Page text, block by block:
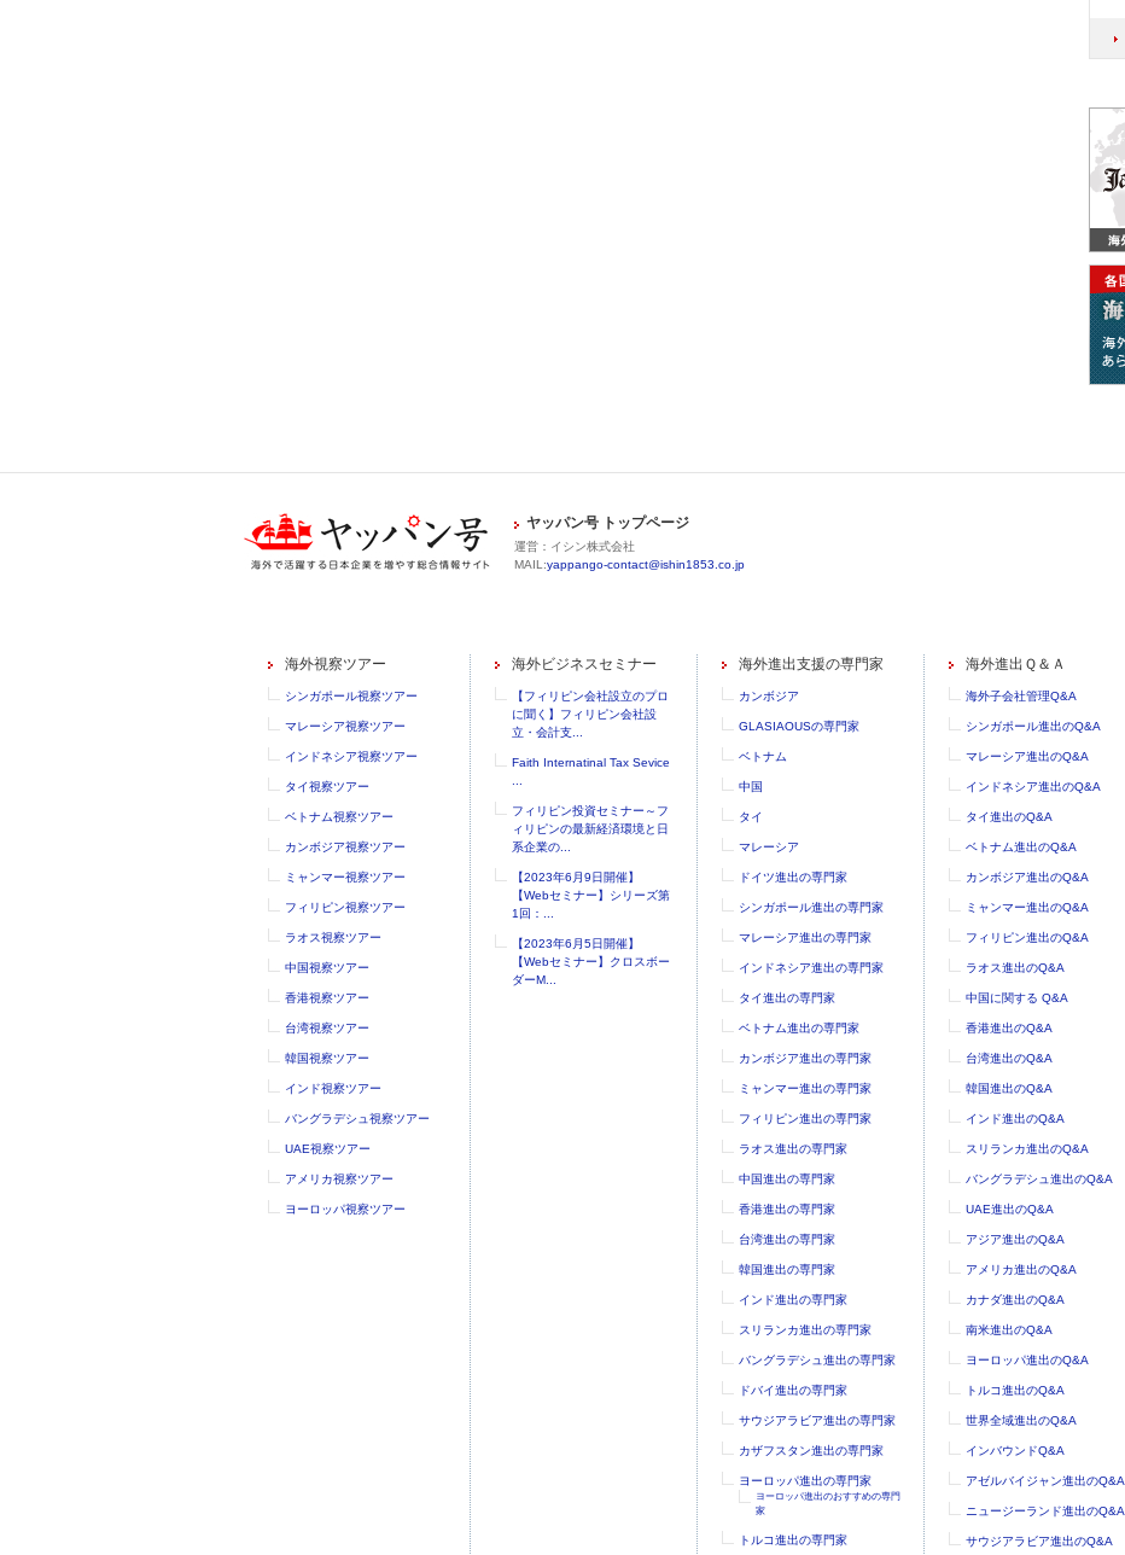
ヤッパン号 トップページ
運営：イシン株式会社
MAIL:yappango-contact@ishin1853.co.jp
海外視察ツアー
シンガポール視察ツアー
マレーシア視察ツアー
インドネシア視察ツアー
タイ視察ツアー
ベトナム視察ツアー
カンボジア視察ツアー
ミャンマー視察ツアー
フィリピン視察ツアー
ラオス視察ツアー
中国視察ツアー
香港視察ツアー
台湾視察ツアー
韓国視察ツアー
インド視察ツアー
バングラデシュ視察ツアー
UAE視察ツアー
アメリカ視察ツアー
ヨーロッパ視察ツアー
海外ビジネスセミナー
【フィリピン会社設立のプロ
に聞く】フィリピン会社設
立・会計支...
Faith Internatinal Tax Sevice
フィリピン投資セミナー～フ
ィリピンの最新経済環境と日
系企業の...
【2023年6月9日開催】
【Webセミナー】シリーズ第
1回：...
【2023年6月5日開催】
【Webセミナー】クロスボー
ダーM...
海外進出支援の専門家
カンボジア
GLASIAOUSの専門家
ベトナム
中国
タイ
マレーシア
ドイツ進出の専門家
シンガポール進出の専門家
マレーシア進出の専門家
インドネシア進出の専門家
タイ進出の専門家
ベトナム進出の専門家
カンボジア進出の専門家
ミャンマー進出の専門家
フィリピン進出の専門家
ラオス進出の専門家
中国進出の専門家
香港進出の専門家
台湾進出の専門家
韓国進出の専門家
インド進出の専門家
スリランカ進出の専門家
バングラデシュ進出の専門家
ドバイ進出の専門家
サウジアラビア進出の専門家
カザフスタン進出の専門家
ヨーロッパ進出の専門家
ヨーロッパ進出のおすすめの専門
家
トルコ進出の専門家
海外進出Ｑ＆Ａ
海外子会社管理Q&A
シンガポール進出のQ&A
マレーシア進出のQ&A
インドネシア進出のQ&A
タイ進出のQ&A
ベトナム進出のQ&A
カンボジア進出のQ&A
ミャンマー進出のQ&A
フィリピン進出のQ&A
ラオス進出のQ&A
中国に関する Q&A
香港進出のQ&A
台湾進出のQ&A
韓国進出のQ&A
インド進出のQ&A
スリランカ進出のQ&A
バングラデシュ進出のQ&A
UAE進出のQ&A
アジア進出のQ&A
アメリカ進出のQ&A
カナダ進出のQ&A
南米進出のQ&A
ヨーロッパ進出のQ&A
トルコ進出のQ&A
世界全域進出のQ&A
インバウンドQ&A
アゼルバイジャン進出のQ&A
ニュージーランド進出のQ&A
サウジアラビア進出のQ&A